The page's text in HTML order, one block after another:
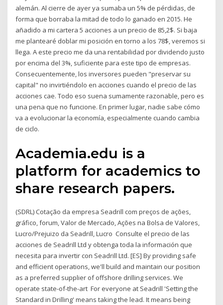
alemán. Al cierre de ayer ya sumaba un 5% de pérdidas, de
forma que borraba la mitad de todo lo ganado en 2015. He
añadido a mi cartera 5 acciones a un precio de 85,2$. Si baja
me plantearé doblar mi posición en torno a los 78$, veremos si
llega. A este precio me da una rentabilidad por dividendo justo
por encima del 3%, suficiente para este tipo de empresas.
Consecuentemente, los inversores pueden "preservar su
capital" no invirtiéndolo en acciones cuando el precio de las
acciones cae. Todo eso suena sumamente razonable, pero es
una pena que no funcione. En primer lugar, nadie sabe cómo
va a evolucionar la economía, especialmente cuando cambia
de ciclo.
Academia.edu is a
platform for academics to
share research papers.
(SDRL) Cotação da empresa Seadrill com preços de ações,
gráfico, forum, Valor de Mercado, Ações na Bolsa de Valores,
Lucro/Prejuizo da Seadrill, Lucro Consulte el precio de las
acciones de Seadrill Ltd y obtenga toda la información que
necesita para invertir con Seadrill Ltd. [ES] By providing safe
and efficient operations, we'll build and maintain our position
as a preferred supplier of offshore drilling services. We
operate state-of-the-art For everyone at Seadrill 'Setting the
Standard in Drilling' means taking the lead. It means being